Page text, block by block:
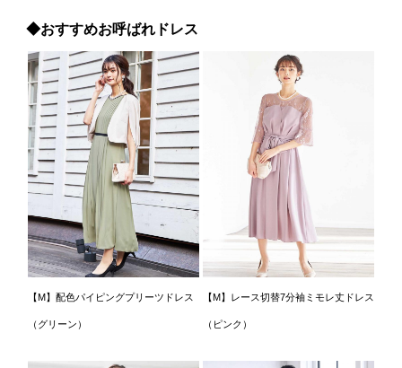
◆おすすめお呼ばれドレス
【M】配色パイピングプリーツドレス
（グリーン）
【M】レース切替7分袖ミモレ丈ドレス
（ピンク）